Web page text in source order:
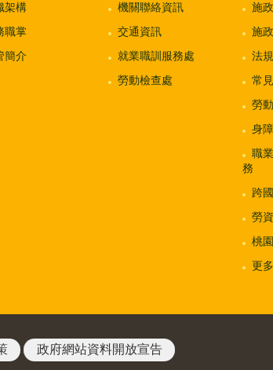
架構
職掌
簡介
機關聯絡資訊
交通資訊
就業職訓服務處
勞動檢查處
施
施
法
常
勞
身
職
務
跨
勞
桃
更
政府網站資料開放宣告